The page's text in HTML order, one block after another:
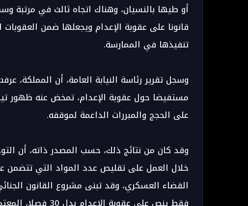
أو طيها بالنسيان، وهناك اتجاه ثالث في مرتبة
قانونا على عقوبة الإعدام ويجعلها ضمن العقوبات
تنفيذها في الممارسة.
وسجل تقرير رئاسة النيابة العامة، أن المملكة،
مستفيضا حول عقوبة الإعدام، تمخض عنه ظهور
على الحجج والمبررات الداعمة لموقفه.
وقد كان من نتائج ذلك، حسب المصدر ذاته، أن
خلال العمل على تقليص عدد المواد التي تتضمن